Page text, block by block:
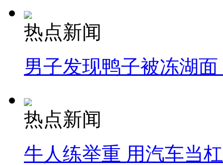
热点新闻
男子发现鸭子被冻湖
热点新闻
牛人练举重 用汽车当